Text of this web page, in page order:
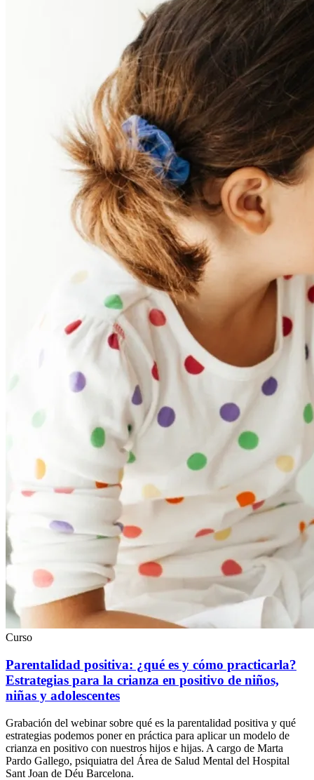
Curso
Parentalidad positiva: ¿qué es y cómo practicarla?
Estrategias para la crianza en positivo de niños,
niñas y adolescentes
Grabación del webinar sobre qué es la parentalidad positiva y qué
estrategias podemos poner en práctica para aplicar un modelo de
crianza en positivo con nuestros hijos e hijas. A cargo de Marta
Pardo Gallego, psiquiatra del Área de Salud Mental del Hospital
Sant Joan de Déu Barcelona.